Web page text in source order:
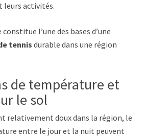
leurs activités.
l’une des bases d’une
tennisdurable dans une région
de température et
le sol
relativement doux dans la région, les
entre le jour et la nuit peuvent